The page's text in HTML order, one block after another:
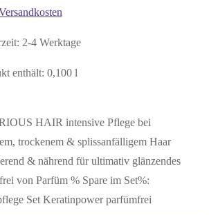
2-4 Werktage
enthält: 0,100 l
HAIR intensive Pflege bei
trockenem & splissanfälligem Haar
& nährend für ultimativ glänzendes
von Parfüm % Spare im Set%:
Set Keratinpower parfümfrei